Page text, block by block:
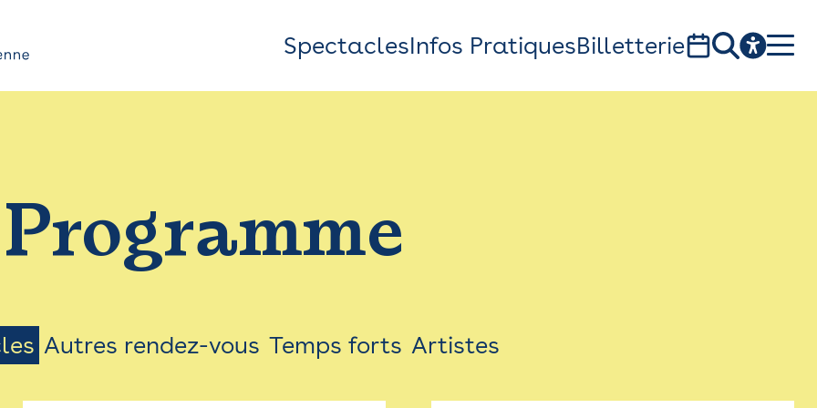
Top
Bar
Menu
SpectaclesInfos PratiquesBilletterie
1, av. du Chateau d'eau - 31300 Toulouse
Programme
Autres rendez-vous Temps forts Artistes